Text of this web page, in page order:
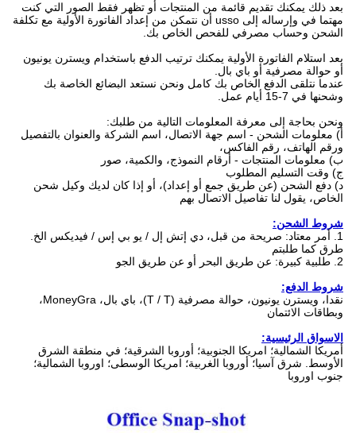
بعد ذلك يمكنك تقديم قائمة من المنتجات أو تظهر فقط الصور التي كنت
مهتما في وإرساله إلى usso أن نتمكن من إعداد الفاتورة الأولية مع تكلفة
الشحن وحساب مصرفي للفحص الخاص بك.
بعد استلام الفاتورة الأولية يمكنك ترتيب الدفع باستخدام ويسترن يونيون
أو حوالة مصرفية أو باي بال.
عندما نتلقى الدفع الخاص بك كامل ونحن نستعد البضائع الخاصة بك
وشحنها في 7-15 أيام عمل.
ونحن بحاجة إلى معرفة المعلومات التالية من طلبك:
أ) معلومات الشحن - اسم جهة الاتصال، اسم الشركة والعنوان بالتفصيل
ورقم الهاتف، رقم الفاكس،
ب) معلومات المنتجات - أرقام النموذج، والكمية، صور
ج) وقت التسليم المطلوب
د) دفع الشحن (عن طريق جمع أو إعداد)، أو إذا كان لديك وكيل شحن
الخاص، يقول لنا تفاصيل الاتصال بهم
شروط الشحن:
1. أمر معتاد: صريحة من قبل، دي إتش إل / يو بي إس / فيديكس الخ.
طرق كما طلبتم
2. طلبية كبيرة: عن طريق البحر أو عن طريق الجو
شروط الدفع:
نقدا، ويسترن يونيون، حوالة مصرفية (T / T)، باي بال، MoneyGra،
وبطاقات الائتمان
الاسواق الرئيسية:
أمريكا الشمالية؛ امريكا الجنوبية؛ أوروبا الشرقية؛ في منطقة الشرق
الأوسط.
شرق آسيا؛ أوروبا الغربية؛ امريكا الوسطى؛ اوروبا الشمالية؛
جنوب اوروبا